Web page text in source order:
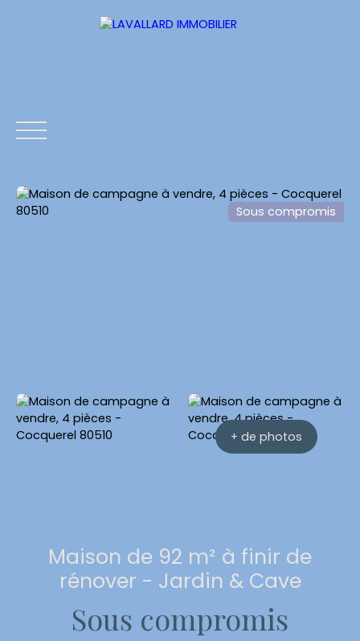
NOS BIENS CONTACTS
Sous compromis
+ de photos
Maison de 92 m² à finir de
rénover - Jardin & Cave
Sous compromis